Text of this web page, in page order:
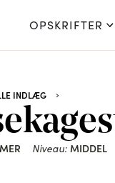
OPSKRIFTER
INDLÆG
Niveau: MIDDEL